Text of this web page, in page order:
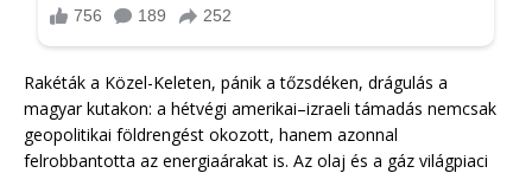
Rakéták a Közel-Keleten, pánik a tőzsdéken, drágulás a
magyar kutakon: a hétvégi amerikai–izraeli támadás nemcsak
geopolitikai földrengést okozott, hanem azonnal
felrobbantotta az energiaárakat is. Az olaj és a gáz világpiaci